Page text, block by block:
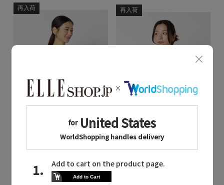
再入荷
Quick View
HELIOPOLE/エリオポール
再入荷
Quick View